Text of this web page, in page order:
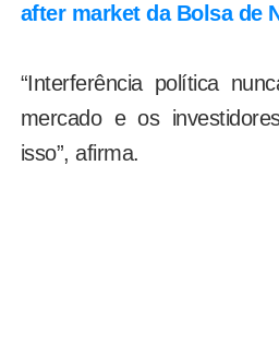
after market da Bolsa de
“Interferência política
mercado e os
isso”, afirma.